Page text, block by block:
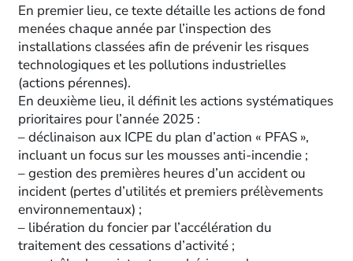
En premier lieu, ce texte détaille les actions de fond
menées chaque année par l’inspection des
installations classées afin de prévenir les risques
technologiques et les pollutions industrielles
(actions pérennes).
En deuxième lieu, il définit les actions systématiques
prioritaires pour l’année 2025 :
– déclinaison aux ICPE du plan d’action « PFAS »,
incluant un focus sur les mousses anti-incendie ;
– gestion des premières heures d’un accident ou
incident (pertes d’utilités et premiers prélèvements
environnementaux) ;
– libération du foncier par l’accélération du
traitement des cessations d’activité ;